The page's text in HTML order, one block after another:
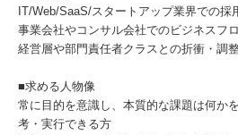
IT/Web/SaaS/スタートアップ業界での採
事業会社やコンサル会社でのビジネスフ
経営層や部門責任者クラスとの折衝・調
■求める人物像
常に目的を意識し、本質的な課題は何か
考・実行できる方